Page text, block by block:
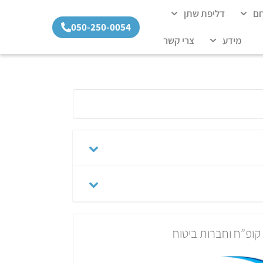
דליפת שתן
מידע צרי קשר
050-250-0054
וחברות ביטוח